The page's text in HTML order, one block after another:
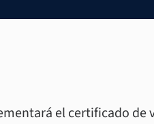
el certificado de